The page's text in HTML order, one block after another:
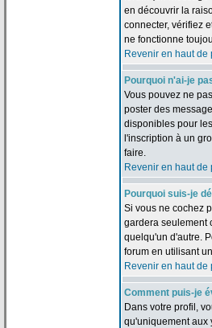
en découvrir la
connecter, vérifiez
ne fonctionne
Revenir en haut de
Pourquoi n'ai-je
Vous pouvez ne
poster des
disponibles pour
l'inscription à un
faire.
Revenir en haut de
Pourquoi suis-je
Si vous ne cochez
gardera seulement
quelqu'un d'autre.
forum en utilisant
Revenir en haut de
Comment puis-je
Dans votre profil,
qu'uniquement aux